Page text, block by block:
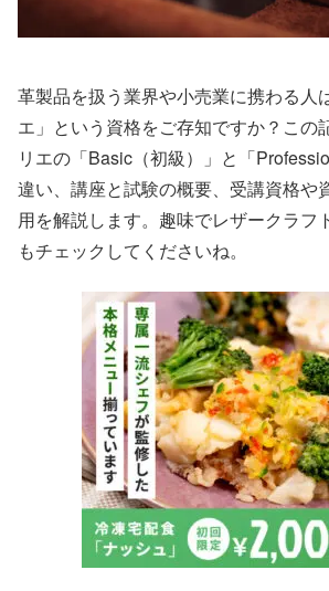
革製品を扱う業界や小売業に携わる人
エ」という資格をご存知ですか？この
リエの「Basic（初級）」と「
違い、講座と試験の概要、受講資格や
用を解説します。趣味でレザークラフ
もチェックしてくださいね。